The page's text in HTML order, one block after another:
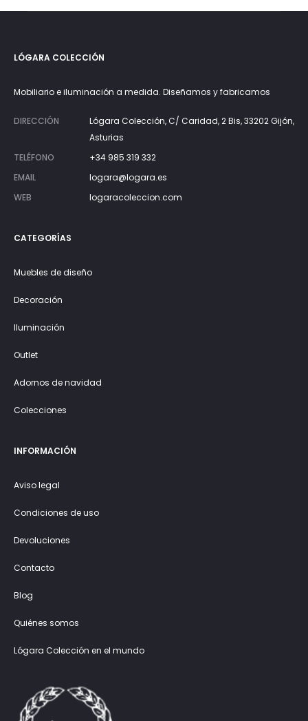
LÓGARA COLECCIÓN
Mobiliario e iluminación a medida. Diseñamos y fabricamos
DIRECCIÓN
Lógara Colección, C/ Caridad, 2 Bis, 33202 Gijón,
Asturias
TELÉFONO
+34 985 319 332
EMAIL
logara@logara.es
WEB
logaracoleccion.com
CATEGORÍAS
Muebles de diseño
Decoración
Iluminación
Outlet
Adornos de navidad
Colecciones
INFORMACIÓN
Aviso legal
Condiciones de uso
Devoluciones
Contacto
Blog
Quiénes somos
Lógara Colección en el mundo